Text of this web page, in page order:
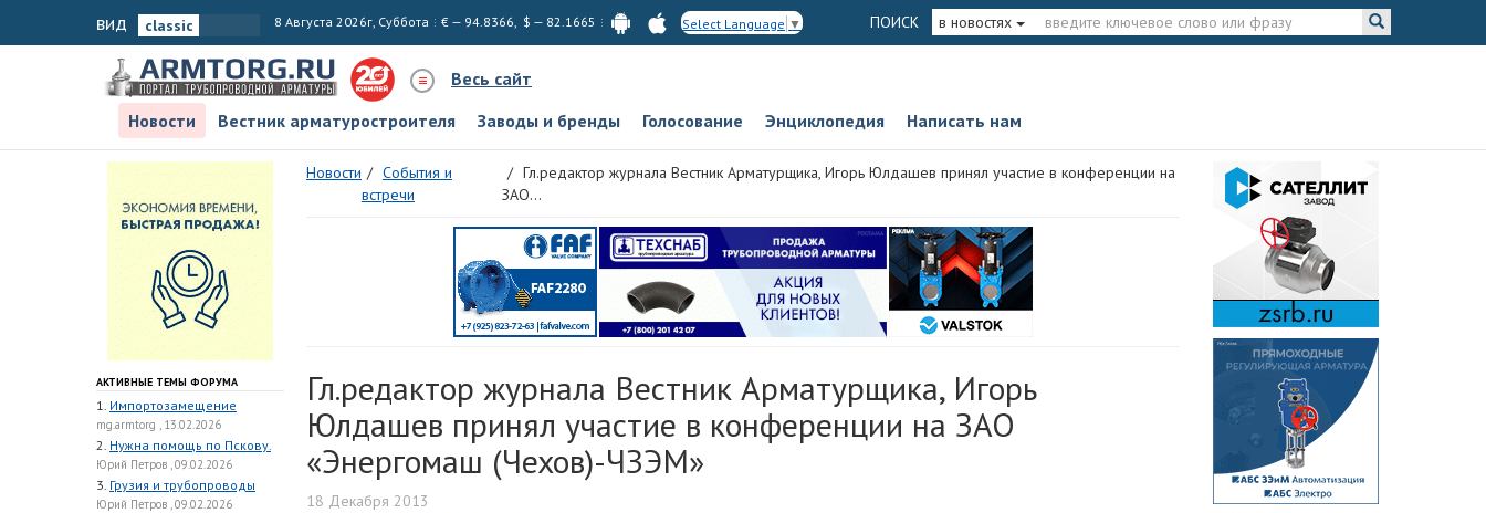
вид 8 Августа 2026г, Суббота € — 94.8366, $ — 82.1665 Select Language ▼ ПОИСК в новостях
Весь сайт
Новости
Вестник арматуростроителя Заводы и бренды Голосование Энциклопедия Написать нам
АКТИВНЫЕ ТЕМЫ ФОРУМА
1. Импортозамещение
mg.armtorg , 13.02.2026
2. Нужна помощь по Пскову.
Юрий Петров , 09.02.2026
3. Грузия и трубопроводы
Юрий Петров , 09.02.2026
Новости
События и
встречи
Гл.редактор журнала Вестник Арматурщика, Игорь Юлдашев принял участие в конференции на
ЗАО...
Гл.редактор журнала Вестник Арматурщика, Игорь
Юлдашев принял участие в конференции на ЗАО
«Энергомаш (Чехов)-ЧЗЭМ»
18 Декабря 2013